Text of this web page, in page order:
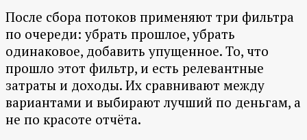
После сбора потоков применяют три фильтра
по очереди: убрать прошлое, убрать
одинаковое, добавить упущенное. То, что
прошло этот фильтр, и есть релевантные
затраты и доходы. Их сравнивают между
вариантами и выбирают лучший по деньгам, а
не по красоте отчёта.